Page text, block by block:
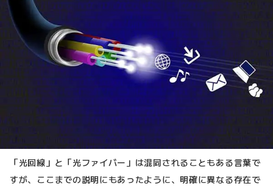
「光回線」と「光ファイバー」は混同されることもある言葉で
すが、ここまでの説明にもあったように、明確に異なる存在で